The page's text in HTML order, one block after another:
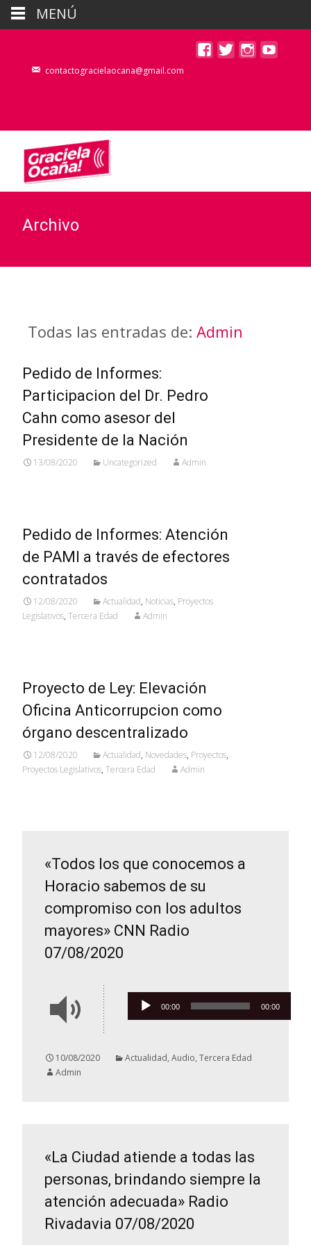
contactogracielaocana@gmail.com
Archivo
Todas las entradas de: Admin
Pedido de Informes:
Participacion del Dr. Pedro
Cahn como asesor del
Presidente de la Nación
13/08/2020 Uncategorized Admin
Pedido de Informes: Atención
de PAMI a través de efectores
contratados
12/08/2020 Actualidad, Noticias, Proyectos
Legislativos, Tercera Edad Admin
Proyecto de Ley: Elevación
Oficina Anticorrupcion como
órgano descentralizado
12/08/2020 Actualidad, Novedades, Proyectos,
Proyectos Legislativos, Tercera Edad Admin
«Todos los que conocemos a
Horacio sabemos de su
compromiso con los adultos
mayores» CNN Radio
07/08/2020
Reproductor
00:00 00:00
10/08/2020 Actualidad, Audio, Tercera Edad
Admin
«La Ciudad atiende a todas las
personas, brindando siempre la
atención adecuada» Radio
Rivadavia 07/08/2020
MENÚ